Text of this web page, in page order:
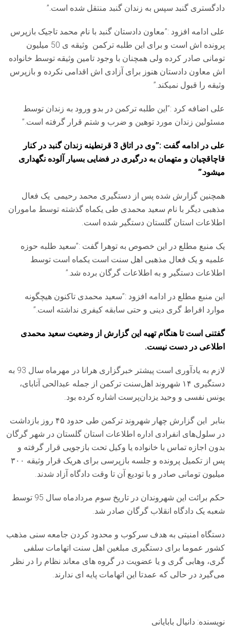
دادگستری گنبد سپس به زندان گنبد منتقل شده است.”
علی ادامه افزود :”معاون دادستان گنبد با نام محمد تاجیک بازپرس
پرونده اش است و برای این طلبه ترکمن وثیقه ی 50 میلیون
تومانی صادر کرده ولی همچنان با وجود تامین وثیقه توسط خانواده
اش معاون دادستان هنوز برای آزادی اش اقدامی نکرده و بازپرس
وثیقه را قبول نمیکند.”
علی اضافه کرد :”این طلبه ترکمن در بدو ورود به زندان توسط
مسئولین زندان مورد توهین و ضرب و شتم قرار گرفته است.”
علی در ادامه گفت :”وی در اتاق 3 قرنطینه زندان گنبد در کنار
قاچاقچیان و متهمان به درگیری در فضایی بسیار آلوده نگهداری
میشود.”
همچنین گزارش شده پس از دستگیری محمد رحیمی یک فعال
مذهبی دیگر با نام سعید محمدی طی یکماه گذشته توسط ماموران
اطلاعات استان گلستان دستگیر شده است.
یک منبع مطلع در این خصوص به توهرا گفت :”سعید طلبه حوزه
علمیه و یک فعال مذهبی اهل سنت است یکماه است توسط
اطلاعات دستگیر و به اطلاعات گرگان برده شد.”
این منبع مطلع در ادامه افزود :”سعید محمدی تاکنون هیچگونه
موارد افراط گری دینی و حتی سابقه کیفری نداشته است.”
گفتنی است تا هنگام تهیه این گزارش از وضعیت سعید محمدی
اطلاعی در دست نیست.
لازم به یادآوری است پیشتر خبرگزاری هرانا در مهرماه سال 93 به
دستگیری ۱۴ شهروند اهل‌سنت ترکمن از جمله عبدالحی آتابای،
یونس نفسی و وحید یزدان‌پرست اشاره کرده بود.
بنابر این گزارش چهار شهروند ترکمن طی حدود ۴۵ روز بازداشت
در سلول‌های انفرادی اداره اطلاعات استان گلستان در شهر گرگان
بدون اجازه تماس با خانواده یا وکیل تحت بازجویی قرار گرفته و
پس از تکمیل پرونده و جلسه بازپرسی برای هریک قرار وثیقه ۳۰۰
میلیون تومانی صادر و با تودیع آن تا وقت دادگاه آزاد شدند.
حکم برائت این شهروندان در تاریخ سوم مردادماه سال 95 توسط
شعبه یک دادگاه انقلاب گرگان صادر شد.
دستگاه امنیتی به هدف سرکوب و محدود کردن جامعه سنی مذهب
کشور عموما برای دستگیری مبلغین اهل سنت اتهامات سلفی
گری، وهابی گری و یا عضویت در گروه های معاند نظام را در نظر
می‌گیرد در حالی که عمدتا این اتهامات پایه ای ندارند.
نویسنده: دانیال بابایانی